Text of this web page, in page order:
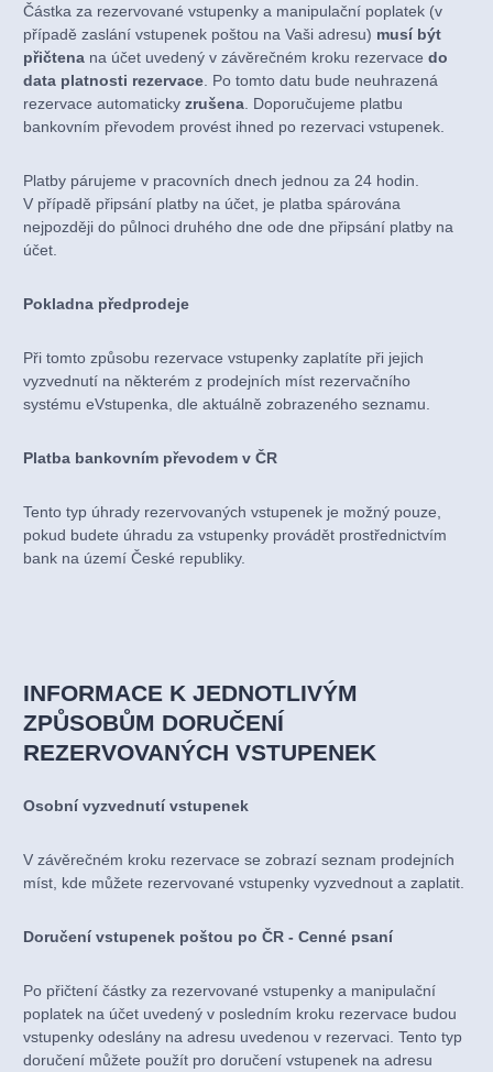
Částka za rezervované vstupenky a manipulační poplatek (v
případě zaslání vstupenek poštou na Vaši adresu) musí být
přičtena na účet uvedený v závěrečném kroku rezervace do
data platnosti rezervace . Po tomto datu bude neuhrazená
rezervace automaticky zrušena . Doporučujeme platbu
bankovním převodem provést ihned po rezervaci vstupenek.
Platby párujeme v pracovních dnech jednou za 24 hodin.
V případě připsání platby na účet, je platba spárována
nejpozději do půlnoci druhého dne ode dne připsání platby na
účet.
Pokladna předprodeje
Při tomto způsobu rezervace vstupenky zaplatíte při jejich
vyzvednutí na některém z prodejních míst rezervačního
systému eVstupenka, dle aktuálně zobrazeného seznamu.
Platba bankovním převodem v ČR
Tento typ úhrady rezervovaných vstupenek je možný pouze,
pokud budete úhradu za vstupenky provádět prostřednictvím
bank na území České republiky.
INFORMACE K JEDNOTLIVÝM
ZPŮSOBŮM DORUČENÍ
REZERVOVANÝCH VSTUPENEK
Osobní vyzvednutí vstupenek
V závěrečném kroku rezervace se zobrazí seznam prodejních
míst, kde můžete rezervované vstupenky vyzvednout a zaplatit.
Doručení vstupenek poštou po ČR - Cenné psaní
Po přičtení částky za rezervované vstupenky a manipulační
poplatek na účet uvedený v posledním kroku rezervace budou
vstupenky odeslány na adresu uvedenou v rezervaci. Tento typ
doručení můžete použít pro doručení vstupenek na adresu